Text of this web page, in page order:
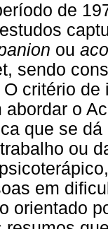
de
ou
sendo
O critério de
o
que se
ou
em
orientado